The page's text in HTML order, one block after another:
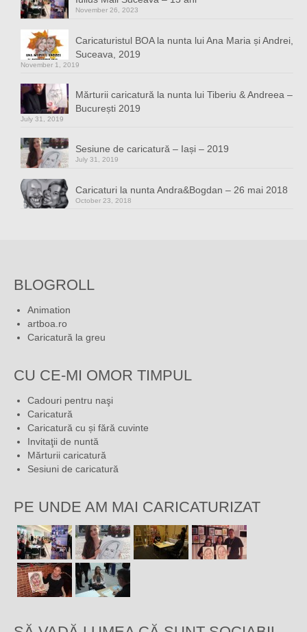
November 26, 2023
Caricaturistul BOA la nunta lui Ana Maria și Andrei,
Suceava, 2019
November 1, 2019
Mărturii caricatură la nunta lui Tiberiu & Andreea –
București 2019
July 31, 2019
Sesiune de caricatură – Iași – 2019
July 31, 2019
Caricaturi la nunta Andra&Bogdan – 26 mai 2018
October 23, 2018
BLOGROLL
Animation
artboa.ro
Caricatură la greu
CU CE-MI OMOR TIMPUL
Cadouri pentru naşi
Caricatură
Caricatură cu și fără cuvinte
Invitaţii de nuntă
Mărturii caricatură
Sesiuni de caricatură
PE UNDE AM MAI CARICATURIZAT